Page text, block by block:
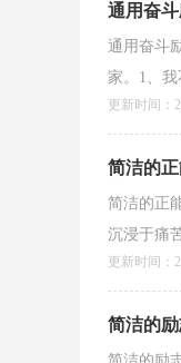
通用奋
通用奋斗
家。1、
更新时间：
简洁的
简洁的正
沉浸于痛
更新时间：
简洁的